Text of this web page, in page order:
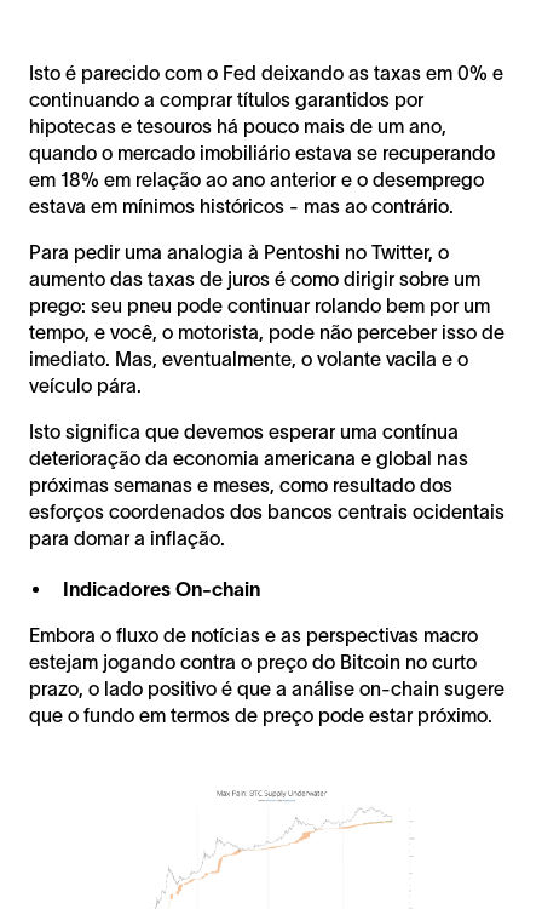
Isto é parecido com o Fed deixando as taxas em 0% e
continuando a comprar títulos garantidos por
hipotecas e tesouros há pouco mais de um ano,
quando o mercado imobiliário estava se recuperando
em 18% em relação ao ano anterior e o desemprego
estava em mínimos históricos - mas ao contrário.
Para pedir uma analogia à Pentoshi no Twitter, o
aumento das taxas de juros é como dirigir sobre um
prego: seu pneu pode continuar rolando bem por um
tempo, e você, o motorista, pode não perceber isso de
imediato. Mas, eventualmente, o volante vacila e o
veículo pára.
Isto significa que devemos esperar uma contínua
deterioração da economia americana e global nas
próximas semanas e meses, como resultado dos
esforços coordenados dos bancos centrais ocidentais
para domar a inflação.
Indicadores On-chain
Embora o fluxo de notícias e as perspectivas macro
estejam jogando contra o preço do Bitcoin no curto
prazo, o lado positivo é que a análise on-chain sugere
que o fundo em termos de preço pode estar próximo.